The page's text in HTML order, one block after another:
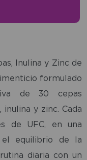
Inulina y Zinc de
formulado
de 30 cepas
inulina y zinc. Cada
de UFC, en una
el equilibrio de la
diaria con un